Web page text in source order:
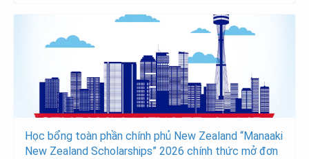
Học bổng toàn phần chính phủ New Zealand “Manaaki
New Zealand Scholarships” 2026 chính thức mở đơn